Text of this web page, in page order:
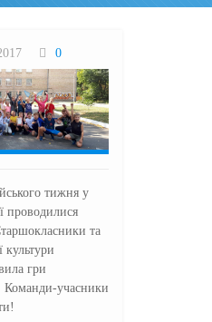
0
тижня у
проводилися
та
культури
гри
Команди-учасники